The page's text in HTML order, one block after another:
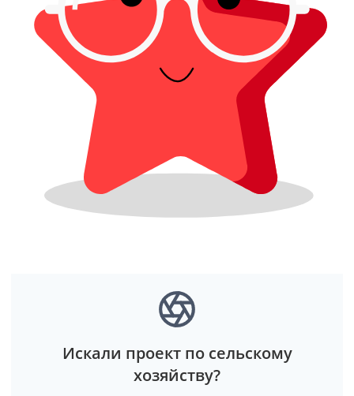
Искали проект по сельскому
хозяйству?